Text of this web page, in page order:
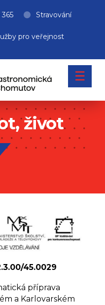
Stravování
pro veřejnost
☰
život
45.0029
příprava
a Karlovarském